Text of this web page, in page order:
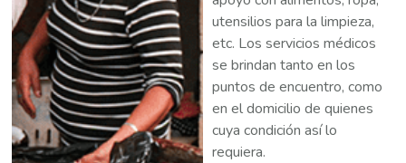
utensilios para la limpieza,
etc. Los servicios médicos
se brindan tanto en los
puntos de encuentro, como
en el domicilio de quienes
cuya condición así lo
requiera.